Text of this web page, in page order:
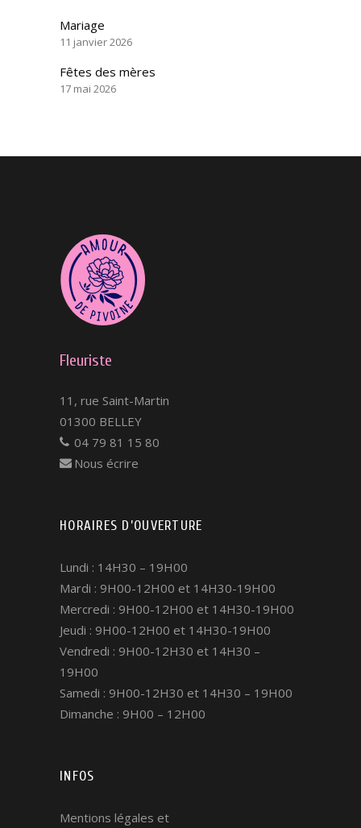
Mariage
11 janvier 2026
Fêtes des mères
17 mai 2026
Fleuriste
11, rue Saint-Martin
01300 BELLEY
04 79 81 15 80
Nous écrire
HORAIRES D’OUVERTURE
Lundi : 14H30 – 19H00
Mardi : 9H00-12H00 et 14H30-19H00
Mercredi : 9H00-12H00 et 14H30-19H00
Jeudi : 9H00-12H00 et 14H30-19H00
Vendredi : 9H00-12H30 et 14H30 –
19H00
Samedi : 9H00-12H30 et 14H30 – 19H00
Dimanche : 9H00 – 12H00
INFOS
Mentions légales et